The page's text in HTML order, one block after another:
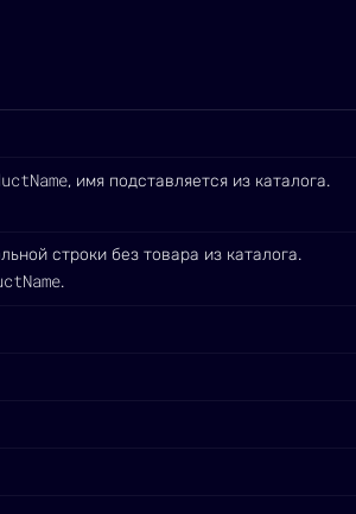
, имя подставляется из каталога.
строки без товара из каталога.
.